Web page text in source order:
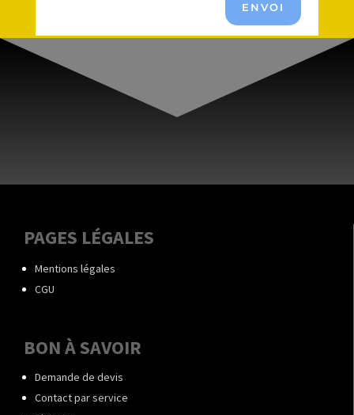
ENVOI
PAGES LÉGALES
Mentions légales
CGU
BON À SAVOIR
Demande de devis
Contact par service